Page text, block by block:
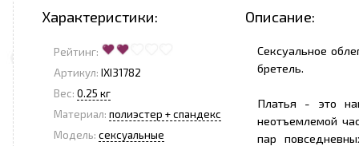
Характеристики: Описание:
Рейтинг:
Артикул: IXI31782
Вес: 0.25 кг
Материал: полиэстер + спандекс
Модель: сексуальные
Сексуальное
бретель.
Платья - это
неотъемлемой
пар